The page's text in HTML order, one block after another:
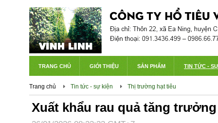
TRANG CHỦ GIỚI THIỆU SẢN PHẨM TIN TỨC -
Trang chủ Tin tức - sự kiện Thị trường hạt tiêu
Xuất khẩu rau quả tăng